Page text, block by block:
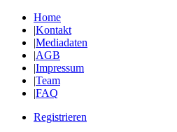
Home
|Kontakt
|Mediadaten
|AGB
|Impressum
|Team
|FAQ
Registrieren